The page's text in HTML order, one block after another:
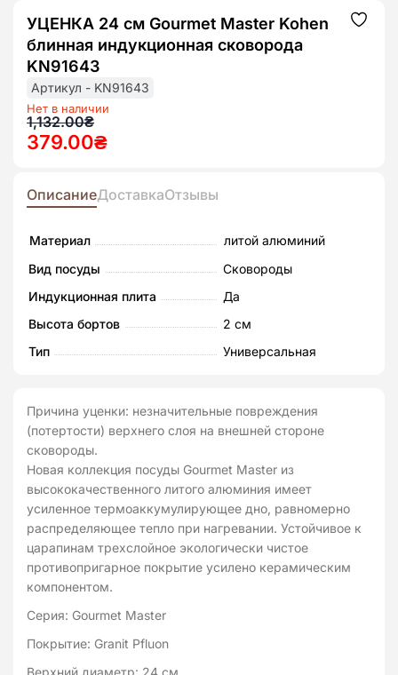
УЦЕНКА 24 см Gourmet Master Kohen
блинная индукционная сковорода
KN91643
Артикул - KN91643
Нет в наличии
1,132.00₴
Первоначальная
цена
1,132.00₴.
379.00₴
Текущая
цена:
ОписаниеДоставкаОтзывы
Материал
литой алюминий
Вид посуды
Сковороды
Индукционная плита
Да
Высота бортов
2 см
Тип
Универсальная
Причина уценки: незначительные повреждения
(потертости) верхнего слоя на внешней стороне
сковороды.
Новая коллекция посуды Gourmet Master из
высококачественного литого алюминия имеет
усиленное термоаккумулирующее дно, равномерно
распределяющее тепло при нагревании. Устойчивое к
царапинам трехслойное экологически чистое
противопригарное покрытие усилено керамическим
компонентом.
Серия: Gourmet Master
Покрытие: Granit Pfluon